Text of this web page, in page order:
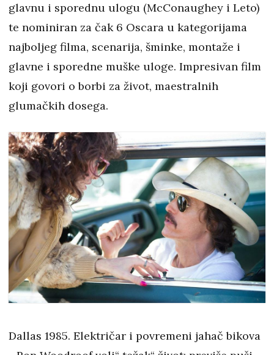
glavnu i sporednu ulogu (McConaughey i Leto)
te nominiran za čak 6 Oscara u kategorijama
najboljeg filma, scenarija, šminke, montaže i
glavne i sporedne muške uloge. Impresivan film
koji govori o borbi za život, maestralnih
glumačkih dosega.
Dallas 1985. Električar i povremeni jahač bikova